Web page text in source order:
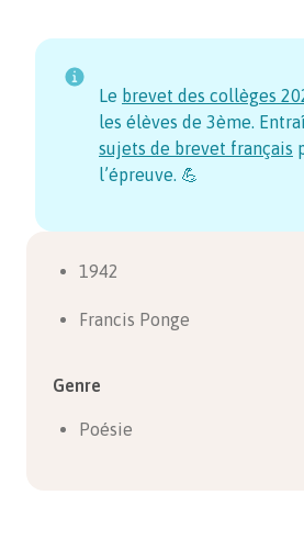
Le brevet des collèges
les élèves de 3ème.
sujets de brevet français
l’épreuve. 💪
1942
Francis Ponge
Genre
Poésie